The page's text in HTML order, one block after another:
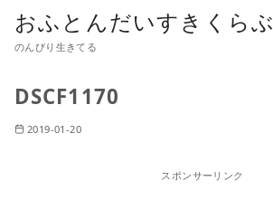
おふとんだいすきくらぶ
のんびり生きてる
DSCF1170
2019-01-20
スポンサーリンク